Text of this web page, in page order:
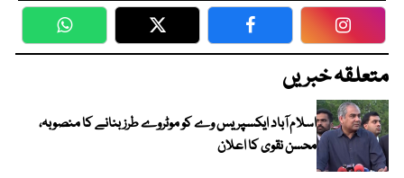
WhatsApp Twitter Facebook
متعلقہ خبریں
اسلام آباد ایکسپریس وے کو موٹروے طرز بنانے کا منصوبہ،
محسن نقوی کا اعلان